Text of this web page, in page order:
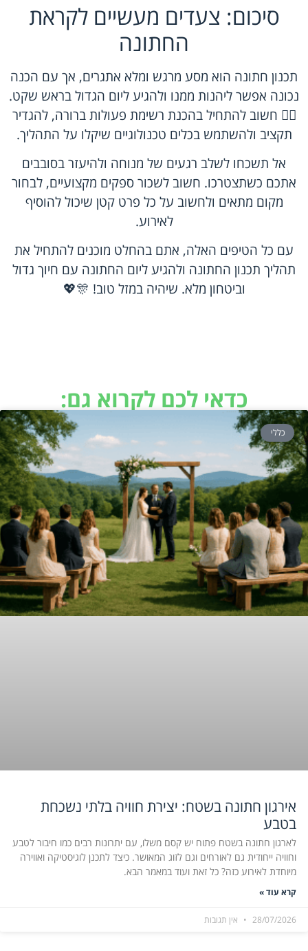
סיכום: צעדים מעשיים לקראת
החתונה
תכנון חתונה הוא מסע מרגש ומלא אתגרים, אך עם הכנה
נכונה אפשר ליהנות ממנו ולהגיע ליום הגדול בראש שקט.
🧘‍♂️ חשוב להתחיל בהכנת רשימת פעולות ברורה, להגדיר
תקציב ולהשתמש בכלים טכנולוגיים שיקלו על התהליך.
אל תשכחו לשלב רגעים של מנוחה ולהיעזר בסובבים
אתכם כשתצטרכו. חשוב לשכור ספקים מקצועיים, לבחור
מקום מתאים ולחשוב על כל פרט קטן שיכול להוסיף
לאירוע.
עם כל הטיפים האלה, אתם בהחלט מוכנים להתחיל את
תהליך תכנון החתונה ולהגיע ליום החתונה עם חיוך גדול
וביטחון מלא. שיהיה במזל טוב! 🎊💖
כדאי לכם לקרוא גם:
כללי
אירגון חתונה בשטח: יצירת חוויה בלתי נשכחת
בטבע
לארגון חתונה בשטח פתוח יש קסם משלו, עם יתרונות רבים כמו חיבור לטבע
וחוויה ייחודית גם לאורחים וגם לזוג המאושר. כיצד לתכנן לוגיסטיקה ואווירה
מיוחדת לאירוע כזה? כל זאת ועוד במאמר הבא.
קרא עוד »
28/07/2026 אין תגובות